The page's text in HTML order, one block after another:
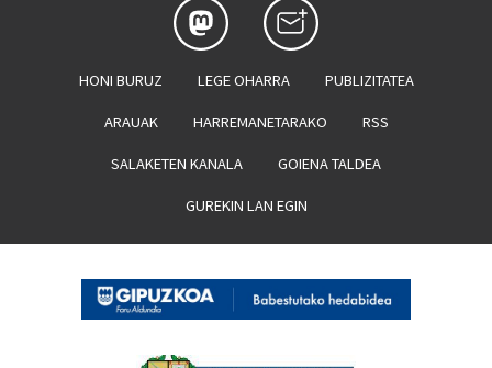
HONI BURUZ LEGE OHARRA PUBLIZITATEA
ARAUAK HARREMANETARAKO RSS
SALAKETEN KANALA GOIENA TALDEA
GUREKIN LAN EGIN